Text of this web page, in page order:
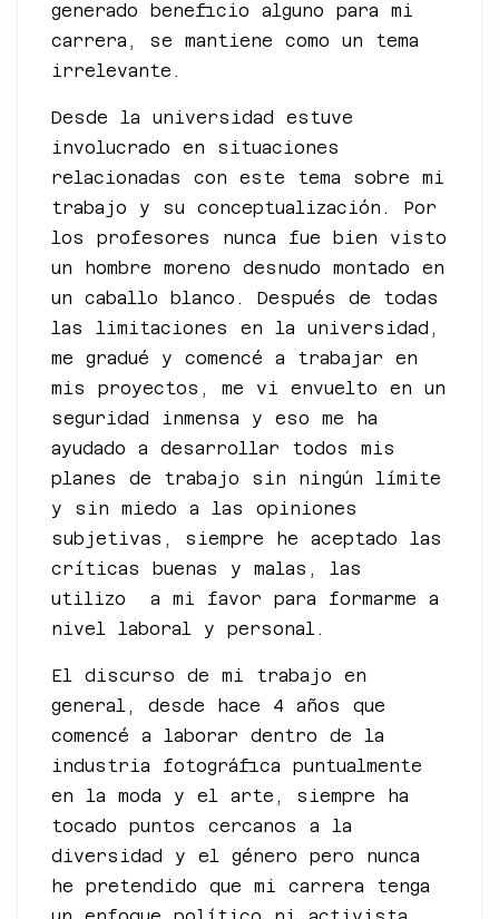
generado beneficio alguno para mi
carrera, se mantiene como un tema
irrelevante.
Desde la universidad estuve
involucrado en situaciones
relacionadas con este tema sobre mi
trabajo y su conceptualización. Por
los profesores nunca fue bien visto
un hombre moreno desnudo montado en
un caballo blanco. Después de todas
las limitaciones en la universidad,
me gradué y comencé a trabajar en
mis proyectos, me vi envuelto en un
seguridad inmensa y eso me ha
ayudado a desarrollar todos mis
planes de trabajo sin ningún límite
y sin miedo a las opiniones
subjetivas, siempre he aceptado las
críticas buenas y malas, las
utilizo a mi favor para formarme a
nivel laboral y personal.
El discurso de mi trabajo en
general, desde hace 4 años que
comencé a laborar dentro de la
industria fotográfica puntualmente
en la moda y el arte, siempre ha
tocado puntos cercanos a la
diversidad y el género pero nunca
he pretendido que mi carrera tenga